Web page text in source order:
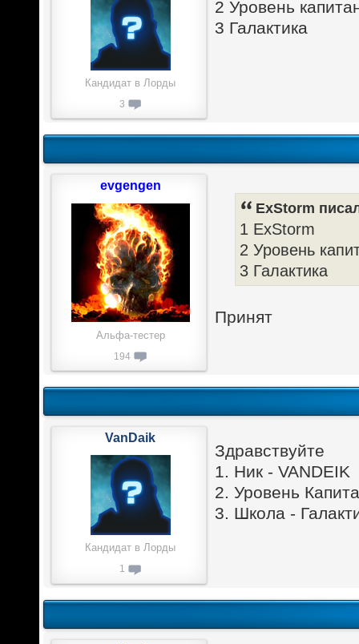
2 Уровень
3 Галактика
Кандидат в Лорды
3
ExStorm
1 ExStorm
2 Уровень
3 Галактика
Принят
evgengen
Альфа-тестер
194
Здравствуйте
1. Ник - VANDEIK
2. Уровень
3. Школа -
VanDaik
Кандидат в Лорды
1